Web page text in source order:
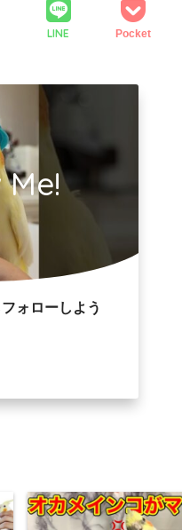
LINE Pocket
ォローしよう